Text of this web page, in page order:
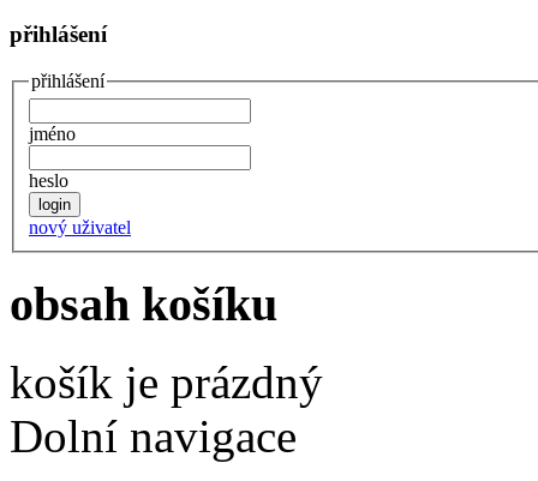
přihlášení
přihlášení
jméno
heslo
nový uživatel
obsah košíku
košík je prázdný
Dolní navigace